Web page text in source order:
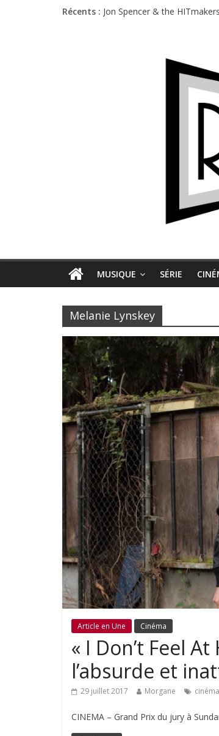
Récents : Jon Spencer & the
Charlie Puth à l’Olympia : la
MUSIQUE SÉRIE
Melanie Lynskey
Article en Une Cinéma
« I Don’t Feel
l’absurde et
29 juillet 2017 Morgane cinéma
CINEMA – Grand Prix du jury à